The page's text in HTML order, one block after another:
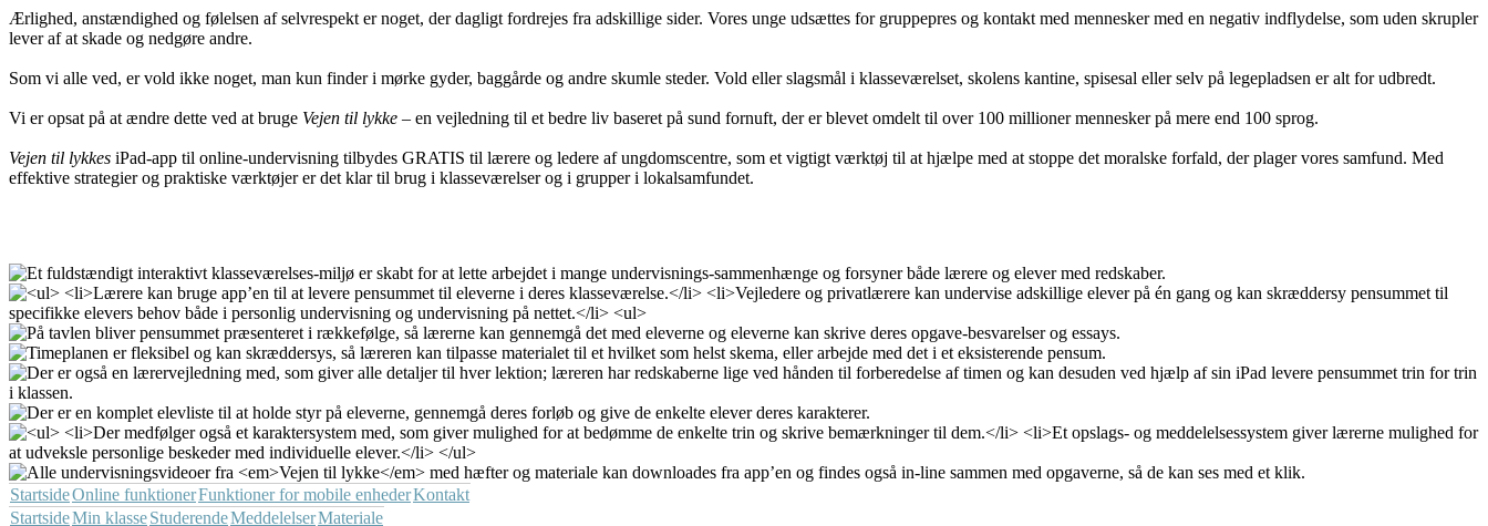
Ærlighed, anstændighed og følelsen af selvrespekt er noget, der dagligt fordrejes fra adskillige sider. Vores unge udsættes for gruppepres og kontakt med mennesker med en negativ indflydelse, som uden skrupler
lever af at skade og nedgøre andre.
Som vi alle ved, er vold ikke noget, man kun finder i mørke gyder, baggårde og andre skumle steder. Vold eller slagsmål i klasseværelset, skolens kantine, spisesal eller selv på legepladsen er alt for udbredt.
Vi er opsat på at ændre dette ved at bruge Vejen til lykke – en vejledning til et bedre liv baseret på sund fornuft, der er blevet omdelt til over 100 millioner mennesker på mere end 100 sprog.
Vejen til lykkes iPad-app til online-undervisning tilbydes GRATIS til lærere og ledere af ungdomscentre, som et vigtigt værktøj til at hjælpe med at stoppe det moralske forfald, der plager vores samfund. Med
effektive strategier og praktiske værktøjer er det klar til brug i klasseværelser og i grupper i lokalsamfundet.
StartsideOnline funktionerFunktioner for mobile enhederKontakt
StartsideMin klasseStuderendeMeddelelserMateriale